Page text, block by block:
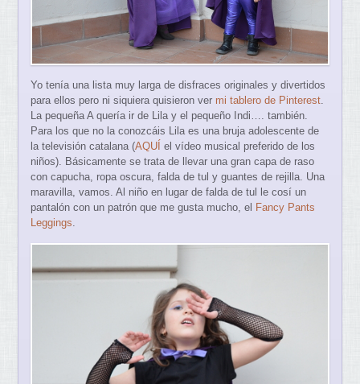
Yo tenía una lista muy larga de disfraces originales y divertidos
para ellos pero ni siquiera quisieron ver mi tablero de Pinterest.
La pequeña A quería ir de Lila y el pequeño Indi…. también.
Para los que no la conozcáis Lila es una bruja adolescente de
la televisión catalana (AQUÍ el vídeo musical preferido de los
niños). Básicamente se trata de llevar una gran capa de raso
con capucha, ropa oscura, falda de tul y guantes de rejilla. Una
maravilla, vamos. Al niño en lugar de falda de tul le cosí un
pantalón con un patrón que me gusta mucho, el Fancy Pants
Leggings.